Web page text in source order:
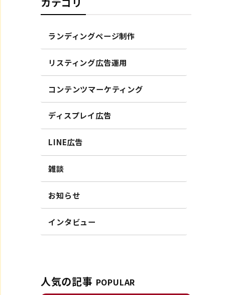
ランディングページ制作
リスティング広告運用
コンテンツマーケティング
ディスプレイ広告
LINE広告
雑談
お知らせ
インタビュー
人気の記事 POPULAR